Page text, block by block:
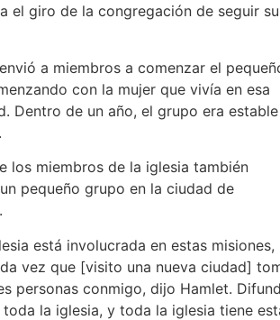
el giro de la congregación de seguir su
a miembros a comenzar el
con la mujer que vivía en esa
Dentro de un año, el grupo era
los miembros de la iglesia también
pequeño grupo en la ciudad de
está involucrada en estas misiones,
vez que [visito una nueva ciudad]
personas conmigo, dijo Hamlet.
toda la iglesia, y toda la iglesia tiene